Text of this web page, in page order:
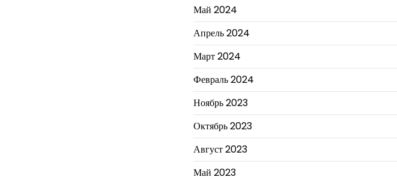
Май 2024
Апрель 2024
Март 2024
Февраль 2024
Ноябрь 2023
Октябрь 2023
Август 2023
Май 2023